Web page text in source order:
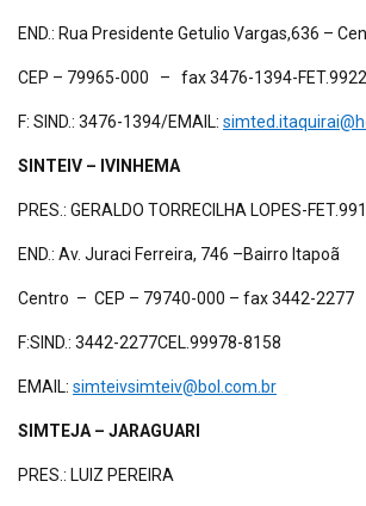
END.: Rua Presidente Getulio Vargas,636 –
CEP – 79965-000 – fax 3476-1394-
F: SIND.: 3476-1394/EMAIL:
SINTEIV – IVINHEMA
PRES.: GERALDO TORRECILHA LOPES-
END.: Av. Juraci Ferreira, 746 –Bairro Itapoã
Centro – CEP – 79740-000 – fax 3442-2277
F:SIND.: 3442-2277CEL.99978-8158
EMAIL: simteivsimteiv@bol.com.br
SIMTEJA – JARAGUARI
PRES.: LUIZ PEREIRA